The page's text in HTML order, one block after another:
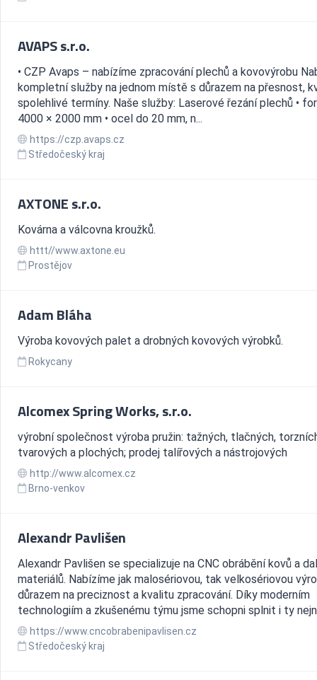
AVAPS s.r.o.
• CZP Avaps – nabízíme zpracování plechů a kovovýrobu
kompletní služby na jednom místě s důrazem na přesnost,
spolehlivé termíny. Naše služby: Laserové řezání plechů •
4000 × 2000 mm • ocel do 20 mm, n...
https://czp.avaps.cz
Středočeský kraj
AXTONE s.r.o.
Kovárna a válcovna kroužků.
httt//www.axtone.eu
Prostějov
Adam Bláha
Výroba kovových palet a drobných kovových výrobků.
Rokycany
Alcomex Spring Works, s.r.o.
výrobní společnost výroba pružin: tažných, tlačných,
tvarových a plochých; prodej talířových a nástrojových
http://www.alcomex.cz
Brno-venkov
Alexandr Pavlišen
Alexandr Pavlišen se specializuje na CNC obrábění kovů a
materiálů. Nabízíme jak malosériovou, tak velkosériovou
důrazem na preciznost a kvalitu zpracování. Díky moderním
technologiím a zkušenému týmu jsme schopni splnit i ty
https://www.cncobrabenipavlisen.cz
Středočeský kraj